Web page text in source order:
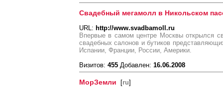
Свадебный мегамолл в Никольском
URL: http://www.svadbamoll.ru
Впервые в самом центре Москвы открылся
свадебных салонов и бутиков
Испании, Франции, России, Америки.
Визитов: 455 Добавлен: 16.06.2008
МорЗемли [ru]